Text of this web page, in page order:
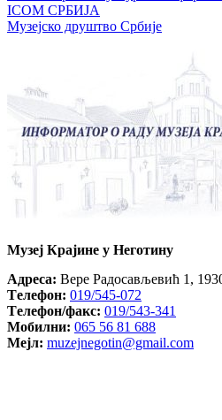
ICOM СРБИЈА
Музејско друштво Србије
Музеј Крајине у Неготину
Aдреса: Вере Радосављевић 1,
Tелефон: 019/545-072
Tелефон/факс: 019/543-341
Mобилни: 065 56 81 688
Mејл: muzejnegotin@gmail.com